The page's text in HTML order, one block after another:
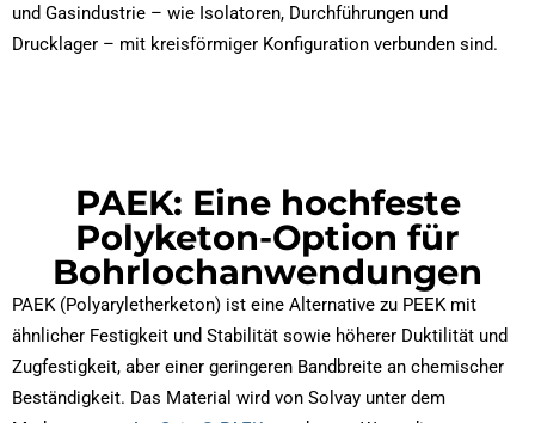
und Gasindustrie – wie Isolatoren, Durchführungen und
Drucklager – mit kreisförmiger Konfiguration verbunden sind.
PAEK: Eine hochfeste
Polyketon-Option für
Bohrlochanwendungen
PAEK (Polyaryletherketon) ist eine Alternative zu PEEK mit
ähnlicher Festigkeit und Stabilität sowie höherer Duktilität und
Zugfestigkeit, aber einer geringeren Bandbreite an chemischer
Beständigkeit. Das Material wird von Solvay unter dem